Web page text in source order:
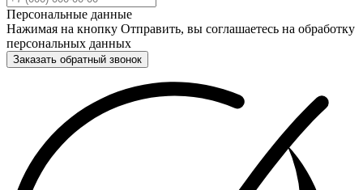
Персональные данные
Нажимая на кнопку Отправить, вы соглашаетесь на обработку
персональных данных
Заказать обратный звонок